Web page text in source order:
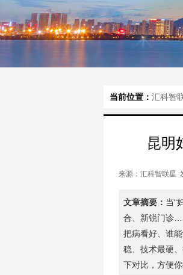
当前位置： 汇科智
昆明
来源：汇科智联星
文章摘要： 当“
合、新锐门诊
把病看好、谁
稳、技术最硬
下对比，方便